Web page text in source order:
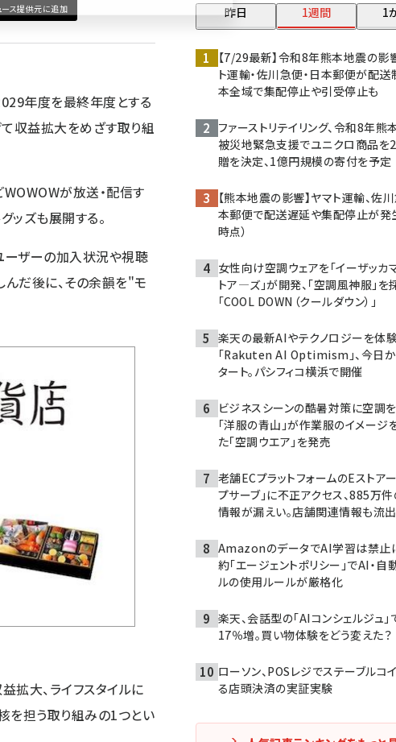
ース提供元に追加
年度を最終年度とする
収益拡大をめざす取り組
WOWOWが放送・配信す
ッズも展開する。
ーザーの加入状況や視聴
んだ後に、その余韻を"モ
拡大、ライフスタイルに
を担う取り組みの1つとい
昨日 1週間 1
【7/29最新】令和8年熊本地震の影
ト運輸・佐川急便・日本郵便が配送
本全域で集配停止や引受停止も
ファーストリテイリング、令和8年熊
被災地緊急支援でユニクロ商品を
贈を決定、1億円規模の寄付を予定
【熊本地震の影響】ヤマト運輸、佐
本郵便で配送遅延や集配停止が発
時点）
女性向け空調ウェアを「イーザッカ
トア―ズ」が開発、「空調風神服」を
「COOL DOWN（クールダウン）」
楽天の最新AIやテクノロジーを体
「Rakuten AI Optimism」、今日か
タート。パシフィコ横浜で開催
ビジネスシーンの酷暑対策に空調を
「洋服の青山」が作業服のイメージ
た「空調ウエア」を発売
老舗ECプラットフォームのEストアー
プサーブ」に不正アクセス、885万
情報が漏えい。店舗関連情報も流出
AmazonのデータでAI学習は禁止
約「エージェントポリシー」でAI・自
ルの使用ルールが厳格化
楽天、会話型の「AIコンシェルジュ
17％増。買い物体験をどう変えた？
ローソン、POSレジでステーブルコ
る店頭決済の実証実験